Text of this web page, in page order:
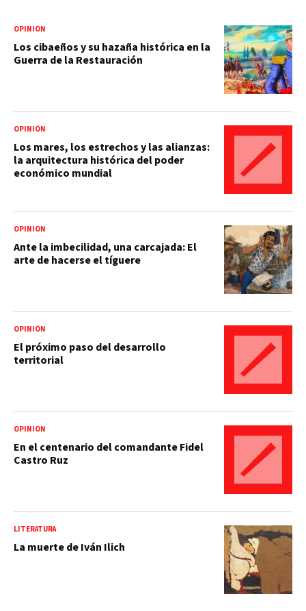
OPINIÓN
Los cibaeños y su hazaña histórica en la
Guerra de la Restauración
OPINIÓN
Los mares, los estrechos y las alianzas:
la arquitectura histórica del poder
económico mundial
OPINIÓN
Ante la imbecilidad, una carcajada: El
arte de hacerse el tíguere
OPINIÓN
El próximo paso del desarrollo
territorial
OPINIÓN
En el centenario del comandante Fidel
Castro Ruz
LITERATURA
La muerte de Iván Ilich